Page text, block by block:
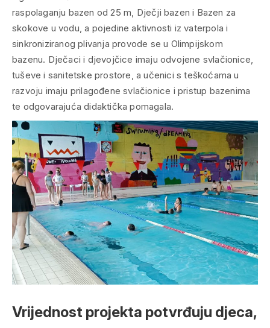
raspolaganju bazen od 25 m, Dječji bazen i Bazen za
skokove u vodu, a pojedine aktivnosti iz vaterpola i
sinkroniziranog plivanja provode se u Olimpijskom
bazenu. Dječaci i djevojčice imaju odvojene svlačionice,
tuševe i sanitetske prostore, a učenici s teškoćama u
razvoju imaju prilagođene svlačionice i pristup bazenima
te odgovarajuća didaktička pomagala.
Vrijednost projekta potvrđuju djeca,